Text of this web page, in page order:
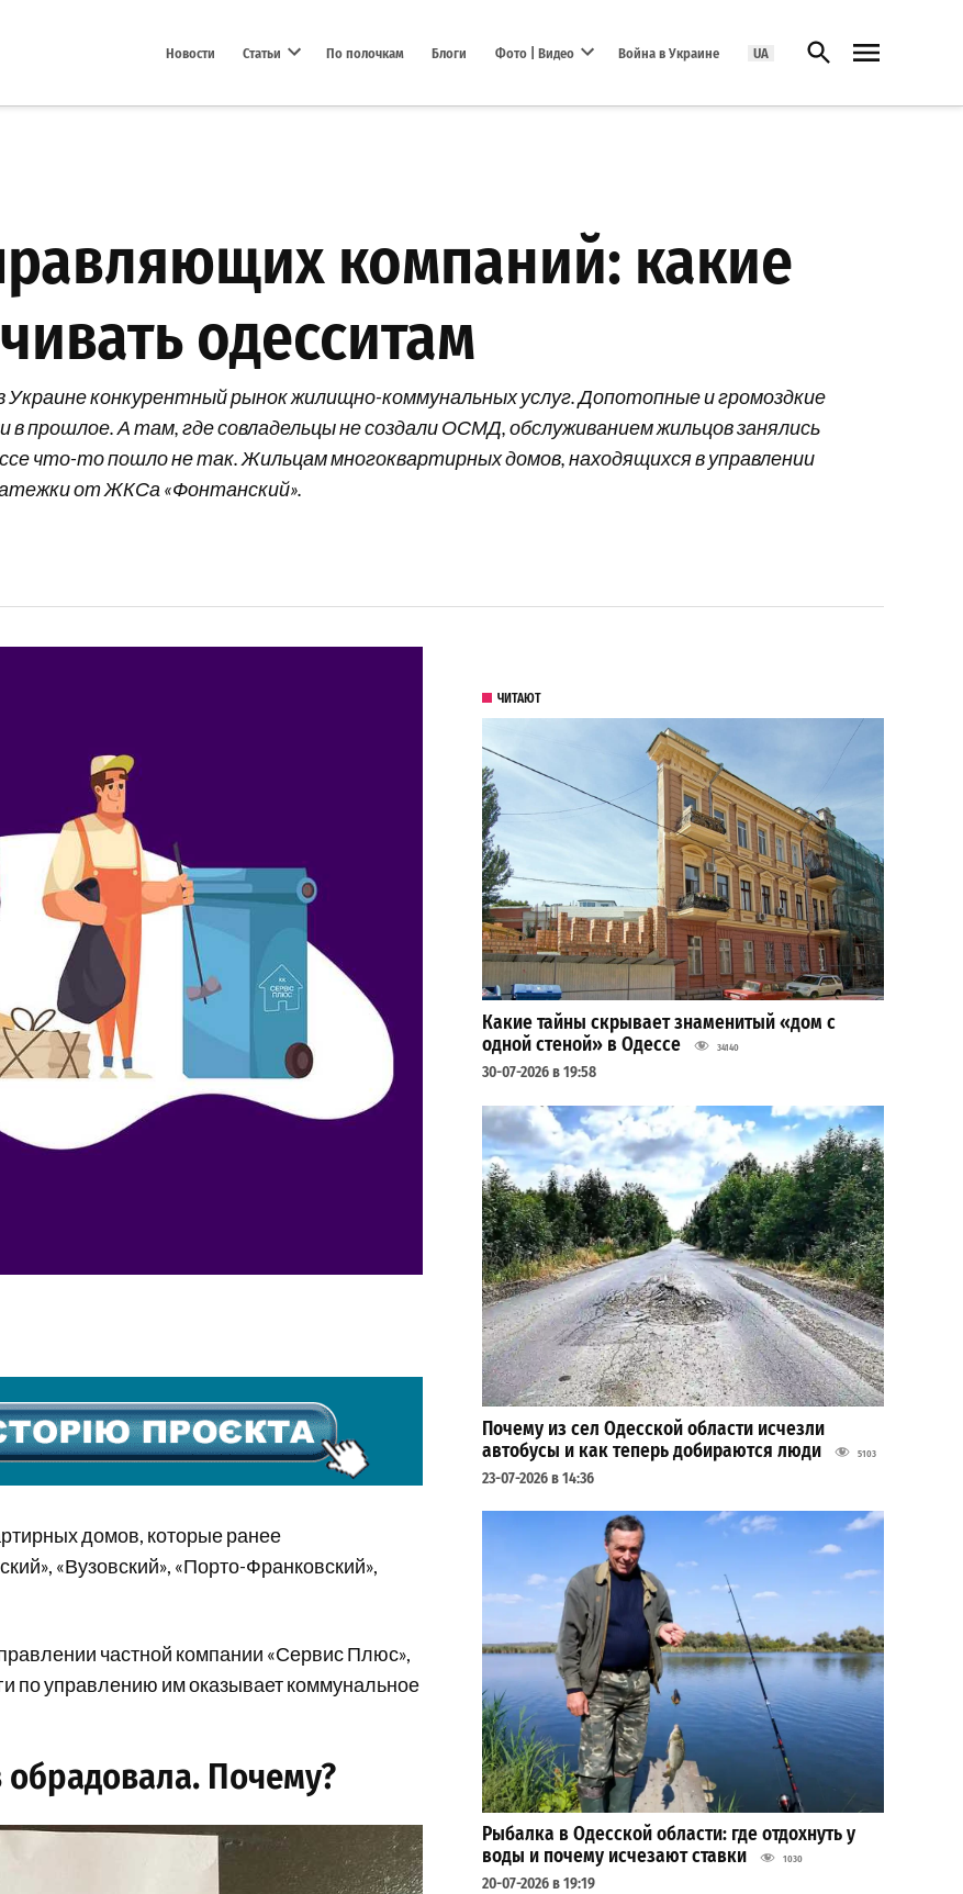
Новости Статьи По полочкам Блоги Фото | Видео Война в Украине UA Открыть поиск
компаний: какие
одесситам
конкурентный рынок жилищно-коммунальных услуг. Допотопные и громоздкие
прошлое. А там, где совладельцы не создали ОСМД, обслуживанием жильцов занялись
что-то пошло не так. Жильцам многоквартирных домов, находящихся в управлении
от ЖКСа «Фонтанский».
домов, которые ранее
«Вузовский», «Порто-Франковский»,
частной компании «Сервис Плюс»,
по управлению им оказывает коммунальное
обрадовала. Почему?
ЧИТАЮТ
Какие тайны скрывает знаменитый «дом с
одной стеной» в Одессе
34140
30-07-2026 в 19:58
Почему из сел Одесской области исчезли
автобусы и как теперь добираются люди
5103
23-07-2026 в 14:36
Рыбалка в Одесской области: где отдохнуть у
воды и почему исчезают ставки
1030
20-07-2026 в 19:19